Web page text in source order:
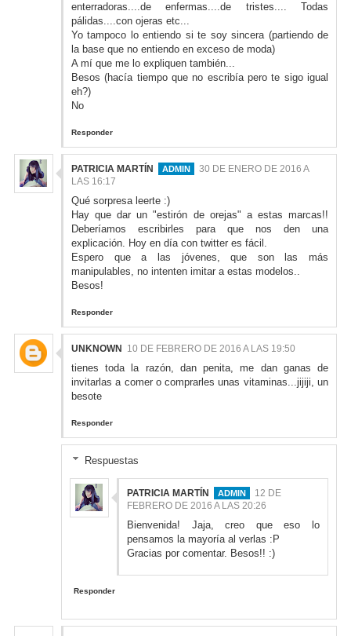
enterradoras....de enfermas....de tristes.... Todas
pálidas....con ojeras etc...
Yo tampoco lo entiendo si te soy sincera (partiendo de
la base que no entiendo en exceso de moda)
A mí que me lo expliquen también...
Besos (hacía tiempo que no escribía pero te sigo igual
eh?)
No
Responder
PATRICIA MARTÍN
30 DE ENERO DE 2016 A
LAS 16:17
Qué sorpresa leerte :)
Hay que dar un "estirón de orejas" a estas marcas!!
Deberíamos escribirles para que nos den una
explicación. Hoy en día con twitter es fácil.
Espero que a las jóvenes, que son las más
manipulables, no intenten imitar a estas modelos..
Besos!
Responder
UNKNOWN 10 DE FEBRERO DE 2016 A LAS 19:50
tienes toda la razón, dan penita, me dan ganas de
invitarlas a comer o comprarles unas vitaminas...jijiji, un
besote
Responder
Respuestas
PATRICIA MARTÍN
12 DE
FEBRERO DE 2016 A LAS 20:26
Bienvenida! Jaja, creo que eso lo
pensamos la mayoría al verlas :P
Gracias por comentar. Besos!! :)
Responder